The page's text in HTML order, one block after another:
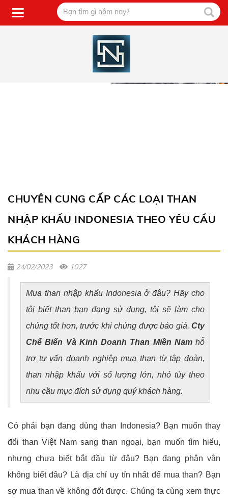
CHUYÊN CUNG CẤP CÁC LOẠI THAN
NHẬP KHẨU INDONESIA THEO YÊU CẦU
KHÁCH HÀNG
24/02/2023 1027
Mua than nhập khẩu Indonesia ở đâu? Hãy cho
tôi biết than bạn đang sử dụng, tôi sẽ làm cho
chúng tốt hơn, trước khi chúng được báo giá. Cty
Chế Biến Và Kinh Doanh Than Miền Namhỗ
trợ tư vấn doanh nghiệp mua than từ tập đoàn,
than nhập khẩu với số lượng lớn, nhỏ tùy theo
nhu cầu mục đích sử dụng quý khách hàng.
Có phải bạn đang dùng than Indonesia? Bạn muốn thay
đổi than Việt Nam sang than ngoại, bạn muốn tìm hiểu,
nhưng chưa biết bắt đầu từ đâu? Bạn đang phân vân
không biết đâu? Là địa chỉ uy tín nhất để mua than? Bạn
sợ mua than về không đốt được. Chúng ta cùng xem thực